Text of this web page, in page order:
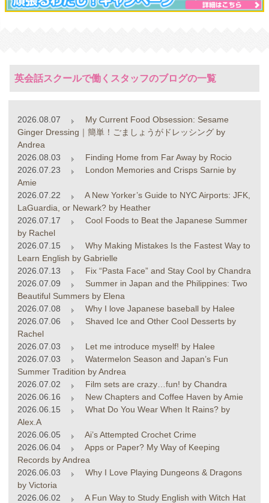
英会話スクールで働くスタッフのブログの一覧
2026.08.07
My Current Food Obsession: Sesame
Ginger Dressing｜簡単！ごましょうがドレッシング by
Andrea
2026.08.03
Finding Home from Far Away by Rocio
2026.07.23
London Memories and Crisps Sarnie by
Amie
2026.07.22
A New Yorker’s Guide to NYC Airports: JFK,
LaGuardia, or Newark? by Heather
2026.07.17
Cool Foods to Beat the Japanese Summer
by Rachel
2026.07.15
Why Making Mistakes Is the Fastest Way to
Learn English by Gabrielle
2026.07.13
Fix “Pasta Face” and Stay Cool by Chandra
2026.07.09
Summer in Japan and the Philippines: Two
Beautiful Summers by Elena
2026.07.08
Why I love Japanese baseball by Halee
2026.07.06
Shaved Ice and Other Cool Desserts by
Rachel
2026.07.03
Let me introduce myself! by Halee
2026.07.03
Watermelon Season and Japan’s Fun
Summer Tradition by Andrea
2026.07.02
Film sets are crazy…fun! by Chandra
2026.06.16
New Chapters and Coffee Haven by Amie
2026.06.15
What Do You Wear When It Rains? by
Alex.A
2026.06.05
Ai’s Attempted Crochet Crime
2026.06.04
Apps or Paper? My Way of Keeping
Records by Andrea
2026.06.03
Why I Love Playing Dungeons & Dragons
by Victoria
2026.06.02
A Fun Way to Study English with Witch Hat